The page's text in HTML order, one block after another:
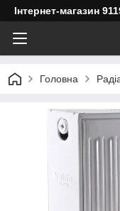
Інтернет-магазин
Головна